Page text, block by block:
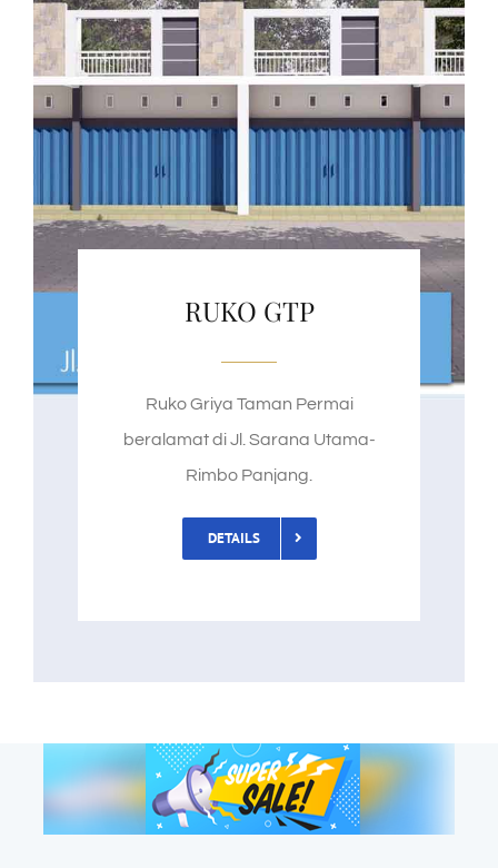
RUKO GTP
Ruko Griya Taman Permai
beralamat di Jl. Sarana Utama-
Rimbo Panjang.
DETAILS